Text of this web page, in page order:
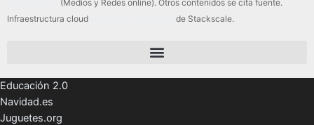
(Medios y Redes online). Otros contenidos se cita fuente.
Infraestructura cloud
de Stackscale.
Educación 2.0
Navidad.es
Juguetes.org